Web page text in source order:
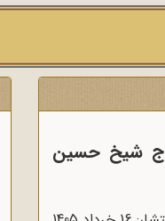
شیخ حسین